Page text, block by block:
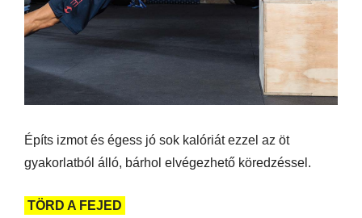
Építs izmot és égess jó sok kalóriát ezzel az öt
gyakorlatból álló, bárhol elvégezhető köredzéssel.
TÖRD A FEJED